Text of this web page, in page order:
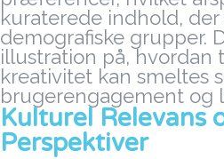
kuraterede indhold,
demografiske grupper.
illustration på, hvordan
kreativitet kan smeltes
brugerengagement og
Kulturel Relevans
Perspektiver